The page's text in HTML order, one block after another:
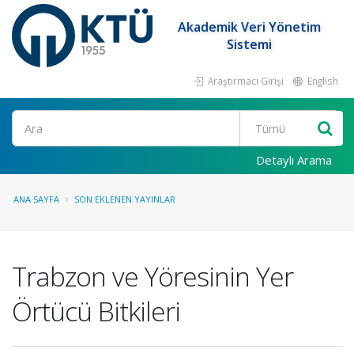
Akademik Veri Yönetim
Sistemi
Araştırmacı Girişi English
Ara
Detaylı Arama
ANA SAYFA SON EKLENEN YAYINLAR
Trabzon ve Yöresinin Yer
Örtücü Bitkileri